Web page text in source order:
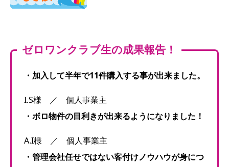
ゼロワンクラブ生の成果報告！
・加入して半年で11件購入する事が出来ました。
I.S様 ／ 個人事業主
・ボロ物件の目利きが出来るようになりました！
A.I様 ／ 個人事業主
・管理会社任せではない客付けノウハウが身につ